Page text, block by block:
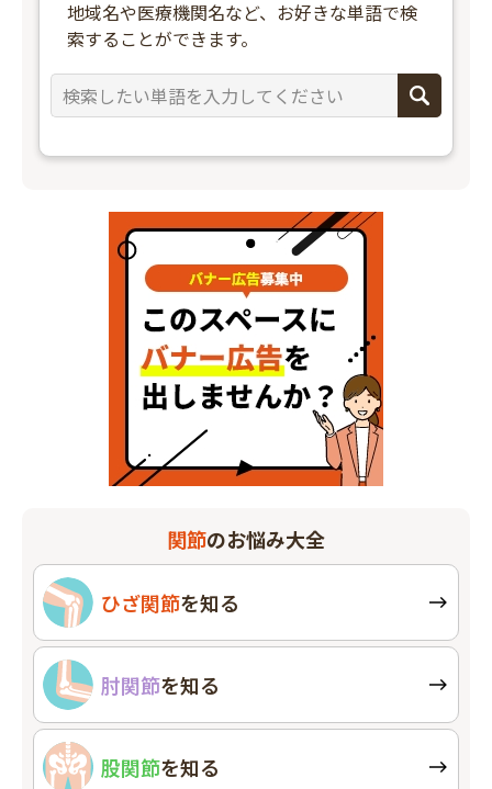
地域名や医療機関名など、お好きな単語で検
索することができます。
関節のお悩み大全
ひざ関節を知る
肘関節を知る
股関節を知る